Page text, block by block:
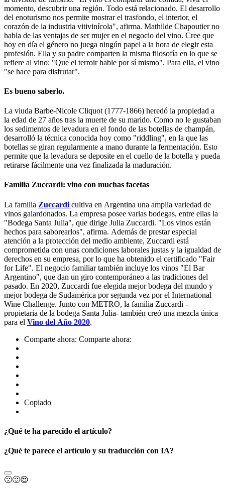
momento, descubrir una región. Todo está relacionado. El desarrollo
del enoturismo nos permite mostrar el trasfondo, el interior, el
corazón de la industria vitivinícola", afirma. Mathilde Chapoutier no
habla de las ventajas de ser mujer en el negocio del vino. Cree que
hoy en día el género no juega ningún papel a la hora de elegir esta
profesión. Ella y su padre comparten la misma filosofía en lo que se
refiere al vino: "Que el terroir hable por sí mismo". Para ella, el vino
"se hace para disfrutar".
Es bueno saberlo.
La viuda Barbe-Nicole Cliquot (1777-1866) heredó la propiedad a
la edad de 27 años tras la muerte de su marido. Como no le gustaban
los sedimentos de levadura en el fondo de las botellas de champán,
desarrolló la técnica conocida hoy como "riddling", en la que las
botellas se giran regularmente a mano durante la fermentación. Esto
permite que la levadura se deposite en el cuello de la botella y pueda
retirarse fácilmente una vez finalizada la maduración.
Familia Zuccardi: vino con muchas facetas
La familia Zuccardi cultiva en Argentina una amplia variedad de
vinos galardonados. La empresa posee varias bodegas, entre ellas la
"Bodega Santa Julia", que dirige Julia Zuccardi. "Los vinos están
hechos para saborearlos", afirma. Además de prestar especial
atención a la protección del medio ambiente, Zuccardi está
comprometida con unas condiciones laborales justas y la igualdad de
derechos en su empresa, por lo que ha obtenido el certificado "Fair
for Life". El negocio familiar también incluye los vinos "El Bar
Argentino", que dan un giro contemporáneo a las tradiciones del
pasado. En 2020, Zuccardi fue elegida mejor bodega del mundo y
mejor bodega de Sudamérica por segunda vez por el International
Wine Challenge. Junto con METRO, la familia Zuccardi -
propietaria de la bodega Santa Julia- también creó una mezcla única
para el Vino del Año 2020.
Comparte ahora: Comparte ahora:
Copiado
¿Qué te ha parecido el artículo?
¿Qué te parece el artículo y su traducción con IA?
🙁🙂😍